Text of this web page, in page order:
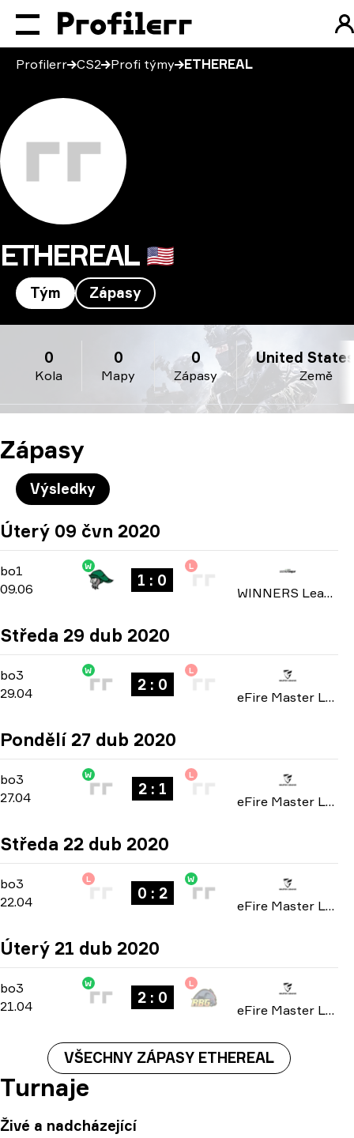
Profilerr CS2 Profi týmy ETHEREAL
ETHEREAL 🇺🇸
Tým Zápasy
Kola
0
Mapy
0
Zápasy
0
Země
United
Zápasy
Výsledky
Úterý 09 čvn 2020
bo1 Group Stage-
bo1
09.06
W
1 : 0
L
WINNERS League: North America Invite Division season 4 2020
Středa 29 dub 2020
bo3 -bo3
29.04
W
2 : 0
L
eFire Master League: North America season 2 2020
Pondělí 27 dub 2020
bo3 -bo3
27.04
W
2 : 1
L
eFire Master League: North America season 2 2020
Středa 22 dub 2020
bo3 -bo3
22.04
L
0 : 2
W
eFire Master League: North America season 2 2020
Úterý 21 dub 2020
bo3 -bo3
21.04
W
2 : 0
L
eFire Master League: North America season 2 2020
VŠECHNY ZÁPASY ETHEREAL
Turnaje
Živé a nadcházející